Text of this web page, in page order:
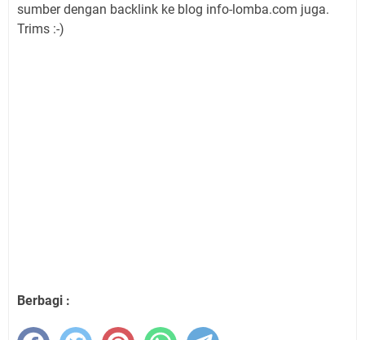
sumber dengan backlink ke blog info-lomba.com juga.
Trims :-)
Berbagi :